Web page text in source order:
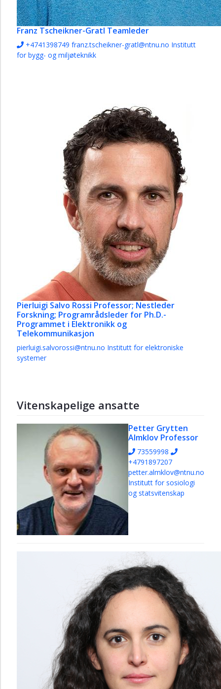
Franz Tscheikner-Gratl Teamleder
+4741398749 franz.tscheikner-gratl@ntnu.no Institutt
for bygg- og miljøteknikk
Pierluigi Salvo Rossi Professor; Nestleder
Forskning; Programrådsleder for Ph.D.-
Programmet i Elektronikk og
Telekommunikasjon
pierluigi.salvorossi@ntnu.no Institutt for elektroniske
systemer
Vitenskapelige ansatte
Petter Grytten
Almklov Professor
73559998
+4791897207
petter.almklov@ntnu.no
Institutt for sosiologi
og statsvitenskap